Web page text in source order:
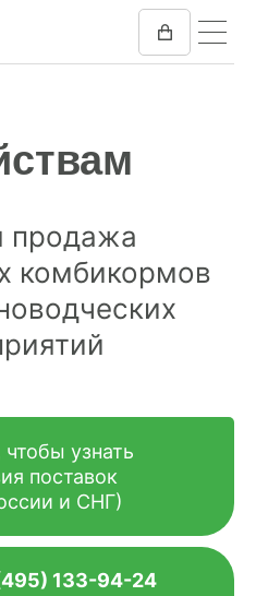
продажа
комбикормов
чтобы узнать
поставок
и СНГ)
133-94-24